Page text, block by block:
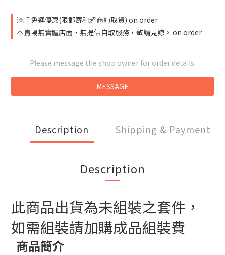
滿千免運優惠(限郵寄和超商純取貨) on order
本賣場無實體店面，無提供自取服務，敬請見諒。 on order
Please message the shop owner for order details.
MESSAGE
Description Shipping & Payment
Description
此商品出貨為未組裝之套件，
如需組裝請加購成品組裝費
商品簡介